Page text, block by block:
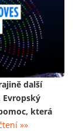
další
Evropský
která
»»